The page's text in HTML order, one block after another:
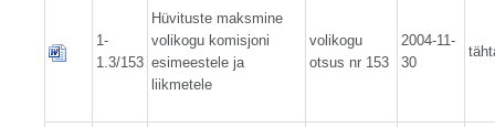
1-
1.3/153
Hüvituste maksmine
volikogu komisjoni
esimeestele ja
liikmetele
volikogu
otsus nr 153
2004-11-
30